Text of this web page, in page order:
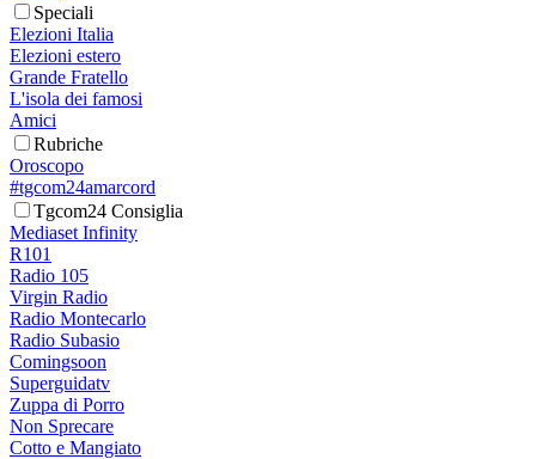
Speciali
Elezioni Italia
Elezioni estero
Grande Fratello
L'isola dei famosi
Amici
Rubriche
Oroscopo
#tgcom24amarcord
Tgcom24 Consiglia
Mediaset Infinity
R101
Radio 105
Virgin Radio
Radio Montecarlo
Radio Subasio
Comingsoon
Superguidatv
Zuppa di Porro
Non Sprecare
Cotto e Mangiato